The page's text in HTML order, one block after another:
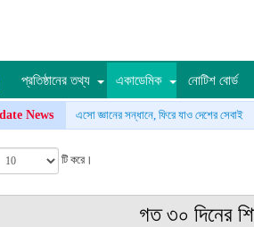
প্রতিষ্ঠানের তথ্য একাডেমিক নোটিশ বোর্ড
News এসো জ্ঞানের সন্ধানে, ফিরে যাও দেশের সেবাই
টি করে।
গত ৩০ দিনের